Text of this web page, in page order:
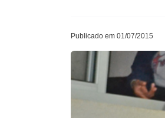
Publicado em 01/07/2015